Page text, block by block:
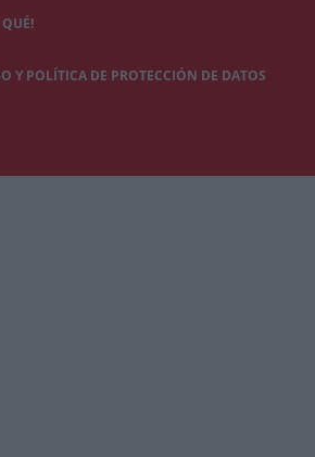
Y POLÍTICA DE PROTECCIÓN DE DATOS